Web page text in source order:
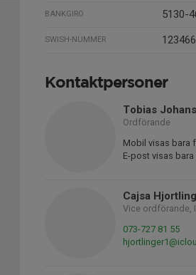
BANKGIRO 5130-
SWISH-NUMMER
Kontaktpersoner
Tobias
Ordförande
Mobil visas bara
E-post visas
Cajsa
Vice ordförande,
073-727 81 55